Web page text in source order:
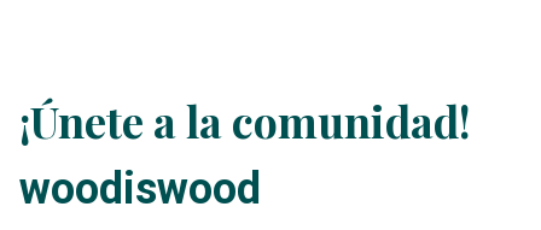
¡Únete a la comunidad!
woodiswood